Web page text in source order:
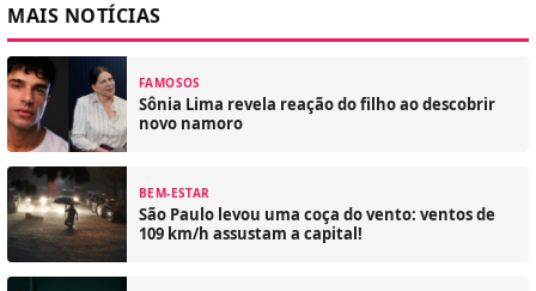
MAIS NOTÍCIAS
FAMOSOS
Sônia Lima revela reação do filho ao descobrir
novo namoro
BEM-ESTAR
São Paulo levou uma coça do vento: ventos de
109 km/h assustam a capital!